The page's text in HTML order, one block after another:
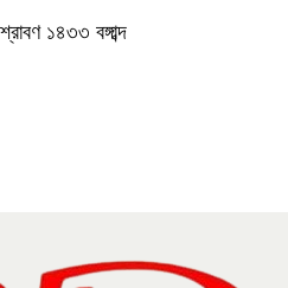
১৪৩৩ বঙ্গাব্দ